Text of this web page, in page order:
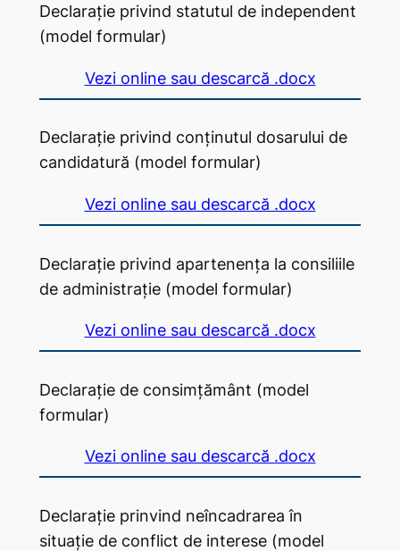
Declarație privind statutul de independent
(model formular)
Vezi online sau descarcă .docx
Declarație privind conținutul dosarului de
candidatură (model formular)
Vezi online sau descarcă .docx
Declarație privind apartenența la consiliile
de administrație (model formular)
Vezi online sau descarcă .docx
Declarație de consimțământ (model
formular)
Vezi online sau descarcă .docx
Declarație prinvind neîncadrarea în
situație de conflict de interese (model